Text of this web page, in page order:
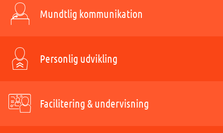
Mundtlig kommunikation
Personlig udvikling
Facilitering & undervisning